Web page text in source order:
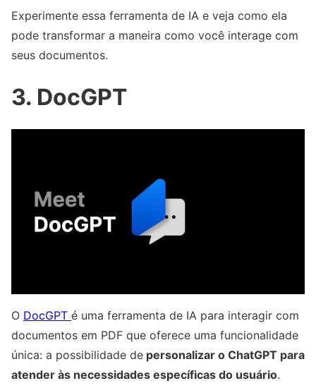
Experimente essa ferramenta de IA e veja como ela
pode transformar a maneira como você interage com
seus documentos.
3. DocGPT
O DocGPT é uma ferramenta de IA para interagir com
documentos em PDF que oferece uma funcionalidade
única: a possibilidade de personalizar o ChatGPT para
atender às necessidades específicas do usuário.